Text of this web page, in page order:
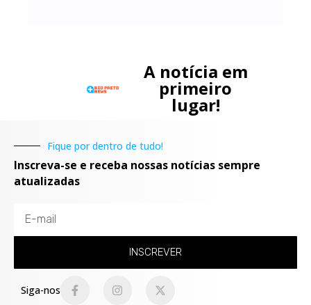
A notícia em
primeiro
lugar!
Fique por dentro de tudo!
Inscreva-se e receba nossas notícias sempre
atualizadas
INSCREVER
Siga-nos